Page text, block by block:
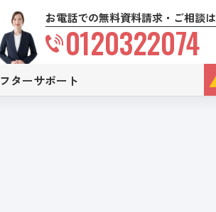
お電話での無料資料請求・ご相談は
0120322074
ターサポート